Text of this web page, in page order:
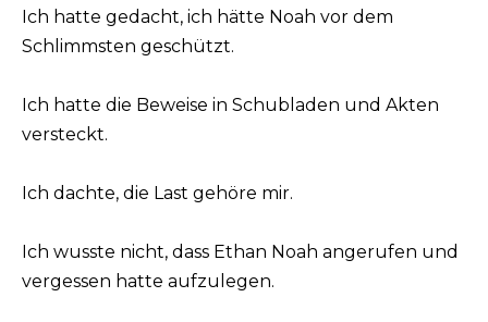
Ich hatte gedacht, ich hätte Noah vor dem
Schlimmsten geschützt.
Ich hatte die Beweise in Schubladen und Akten
versteckt.
Ich dachte, die Last gehöre mir.
Ich wusste nicht, dass Ethan Noah angerufen und
vergessen hatte aufzulegen.